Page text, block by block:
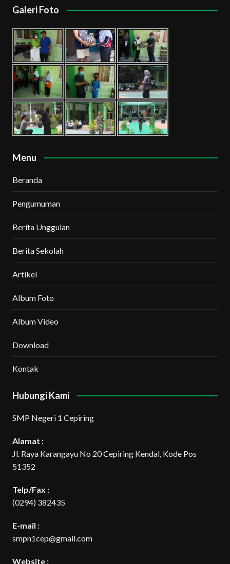
Galeri Foto
Menu
Beranda
Pengumuman
Berita Unggulan
Berita Sekolah
Artikel
Album Foto
Album Video
Download
Kontak
Hubungi Kami
SMP Negeri 1 Cepiring
Alamat :
Jl. Raya Karangayu No 20 Cepiring Kendal, Kode Pos
51352
Telp/Fax :
(0294) 382435
E-mail :
smpn1cep@gmail.com
Website :